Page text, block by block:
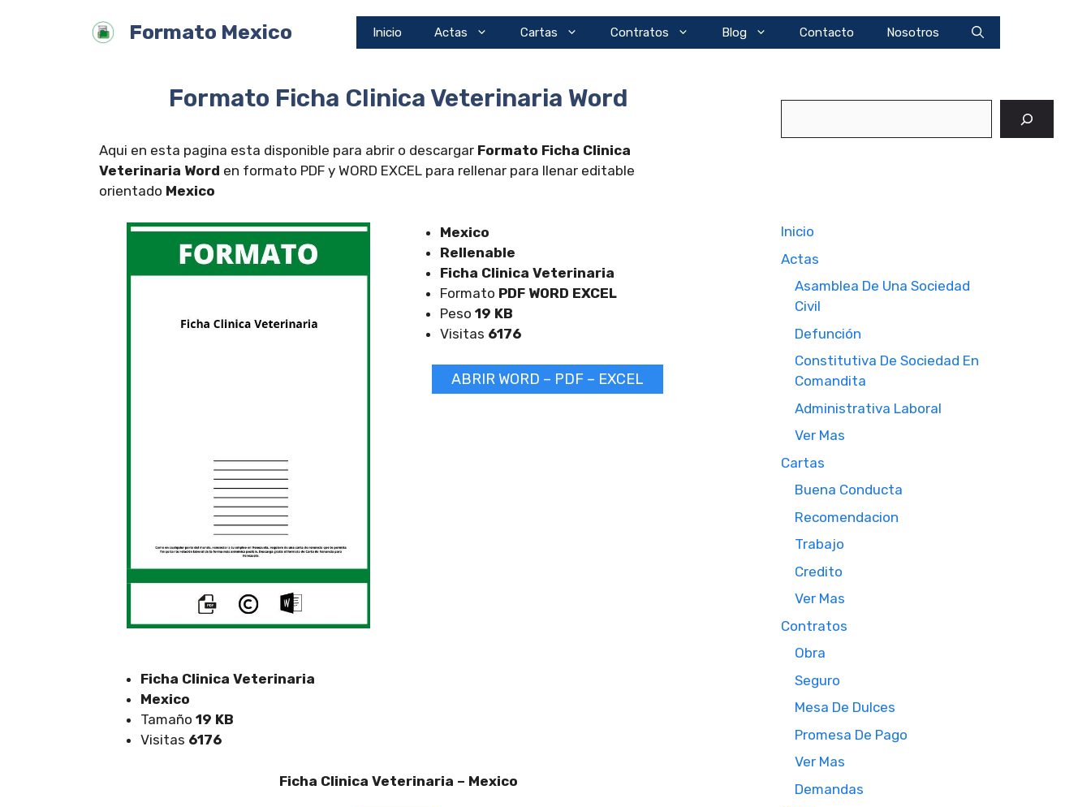
Formato Mexico Inicio Actas Cartas Contratos Blog Contacto Nosotros
Formato Ficha Clinica Veterinaria Word
Aqui en esta pagina esta disponible para abrir o descargar Formato Ficha Clinica
Veterinaria Word en formato PDF y WORD EXCEL para rellenar para llenar editable
orientado Mexico
Mexico
Rellenable
Ficha Clinica Veterinaria
Formato PDF WORD EXCEL
Peso 19 KB
Visitas 6176
ABRIR WORD – PDF – EXCEL
Ficha Clinica Veterinaria
Mexico
Tamaño 19 KB
Visitas 6176
Ficha Clinica Veterinaria – Mexico
Inicio
Actas
Asamblea De Una Sociedad
Civil
Defunción
Constitutiva De Sociedad En
Comandita
Administrativa Laboral
Ver Mas
Cartas
Buena Conducta
Recomendacion
Trabajo
Credito
Ver Mas
Contratos
Obra
Seguro
Mesa De Dulces
Promesa De Pago
Ver Mas
Demandas